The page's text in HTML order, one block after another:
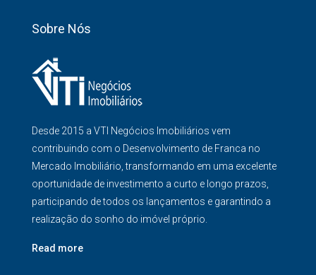
Sobre Nós
Desde 2015 a VTI Negócios Imobiliários vem
contribuindo com o Desenvolvimento de Franca no
Mercado Imobiliário, transformando em uma excelente
oportunidade de investimento a curto e longo prazos,
participando de todos os lançamentos e garantindo a
realização do sonho do imóvel próprio.
Read more